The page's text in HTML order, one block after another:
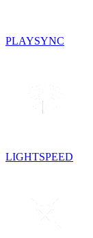
PLAYSYNC
LIGHTSPEED